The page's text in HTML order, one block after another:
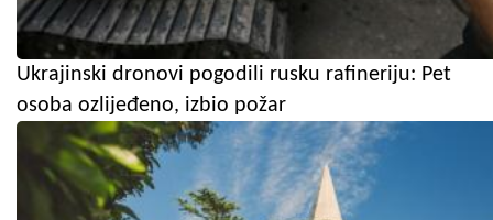
Ukrajinski dronovi pogodili rusku rafineriju: Pet
osoba ozlijeđeno, izbio požar